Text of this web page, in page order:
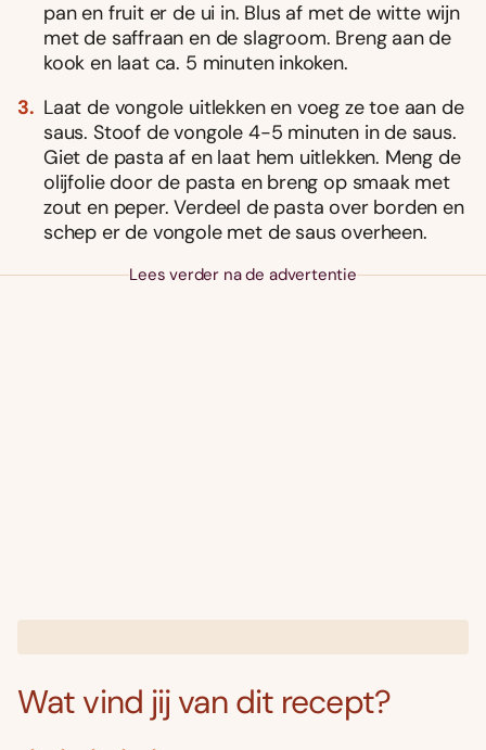
pan en fruit er de ui in. Blus af met de witte wijn
met de saffraan en de slagroom. Breng aan de
kook en laat ca. 5 minuten inkoken.
Laat de vongole uitlekken en voeg ze toe aan de
saus. Stoof de vongole 4-5 minuten in de saus.
Giet de pasta af en laat hem uitlekken. Meng de
olijfolie door de pasta en breng op smaak met
zout en peper. Verdeel de pasta over borden en
schep er de vongole met de saus overheen.
Lees verder na de advertentie
Wat vind jij van dit recept?